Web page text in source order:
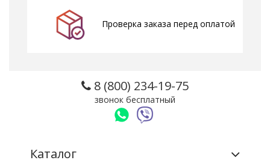
Проверка заказа перед оплатой
8 (800) 234-19-75
звонок бесплатный
Каталог